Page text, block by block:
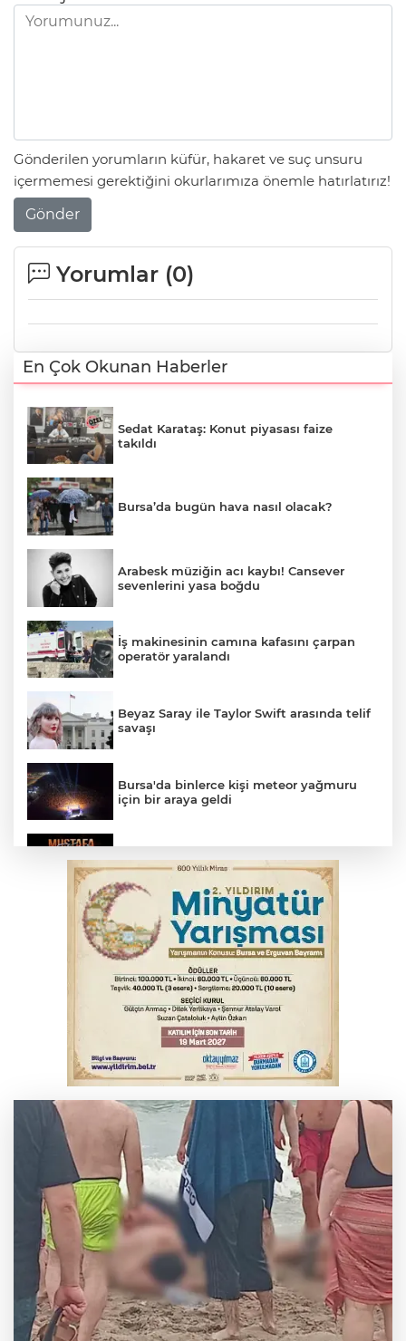
Gönderilen yorumların küfür, hakaret ve suç unsuru
içermemesi gerektiğini okurlarımıza önemle hatırlatırız!
Gönder
Yorumlar (0)
En Çok Okunan Haberler
Sedat Karataş: Konut piyasası faize
takıldı
Bursa’da bugün hava nasıl olacak?
Arabesk müziğin acı kaybı! Cansever
sevenlerini yasa boğdu
İş makinesinin camına kafasını çarpan
operatör yaralandı
Beyaz Saray ile Taylor Swift arasında telif
savaşı
Bursa'da binlerce kişi meteor yağmuru
için bir araya geldi
kahkaha dolu gece
İnegöl'de orman yangını; Havadan ve
karadan müdahale başlatıldı
Bursa'da korkutan kazada 4 yaralı
Suça sürüklenen çocuk yasası TBMM'de
kabul edildi